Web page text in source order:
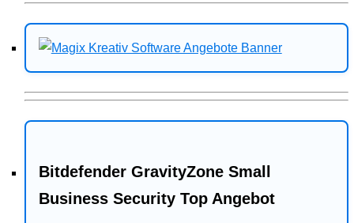
Bitdefender GravityZone Small
Business Security Top Angebot